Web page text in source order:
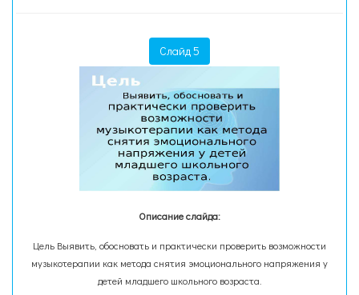
Слайд 5
Описание слайда:
Цель Выявить, обосновать и практически проверить возможности
музыкотерапии как метода снятия эмоционального напряжения у
детей младшего школьного возраста.